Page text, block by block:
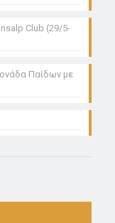
Club (29/5-
Παίδων με